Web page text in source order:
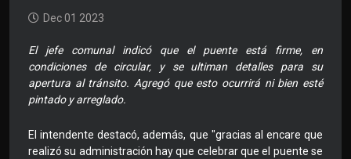
Dec 01 2023
El jefe comunal indicó que el puente está firme, en
condiciones de circular, y se ultiman detalles para su
apertura al tránsito. Agregó que esto ocurrirá ni bien esté
pintado y arreglado.
El intendente destacó, además, que "gracias al encare que
realizó su administración hay que celebrar que el puente se